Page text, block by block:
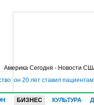
Америка Сегодня - Новости
он 20 лет ставил
БИЗНЕС КУЛЬТУРА